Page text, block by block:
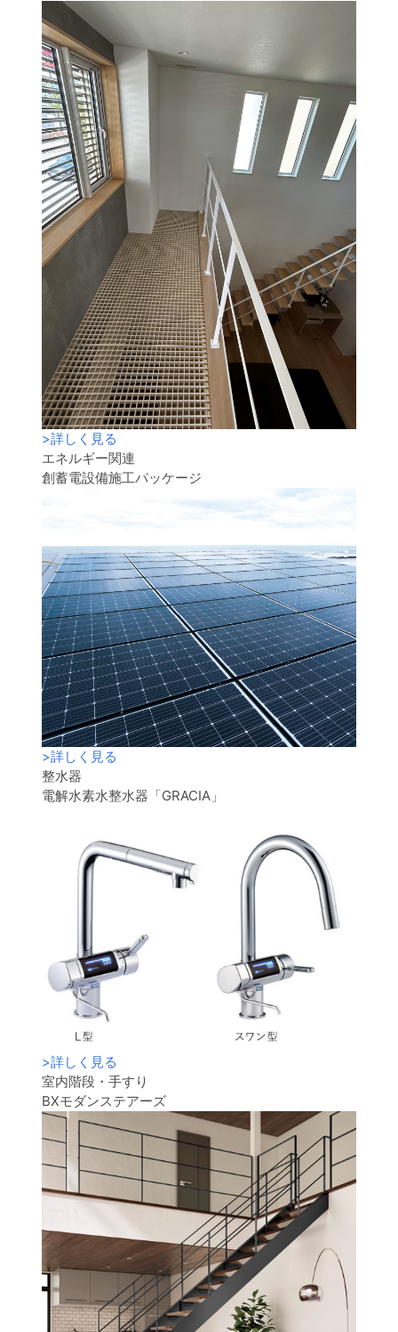
>詳しく見る
エネルギー関連
創蓄電設備施工パッケージ
>詳しく見る
整水器
電解水素水整水器「GRACIA」
>詳しく見る
室内階段・手すり
BXモダンステアーズ